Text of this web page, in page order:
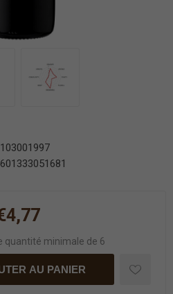
103001997
quantité minimale de 6
AU PANIER